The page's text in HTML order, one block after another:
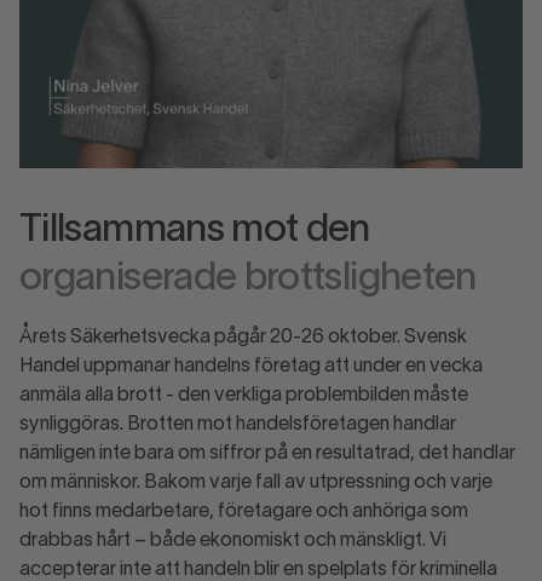
Tillsammans mot den
organiserade brottsligheten
Årets Säkerhetsvecka pågår 20-26 oktober. Svensk
Handel uppmanar handelns företag att under en vecka
anmäla alla brott - den verkliga problembilden måste
synliggöras. Brotten mot handelsföretagen handlar
nämligen inte bara om siffror på en resultatrad, det handlar
om människor. Bakom varje fall av utpressning och varje
hot finns medarbetare, företagare och anhöriga som
drabbas hårt – både ekonomiskt och mänskligt. Vi
accepterar inte att handeln blir en spelplats för kriminella